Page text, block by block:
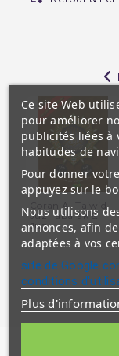
Coran Al-Tajwid
Juz Tabarak &
Juz...
Ce site Web
pour améliorer
publicités liées à
habitudes de
Pour donner
appuyez sur le
Nous utilisons
annonces, afin
adaptées à vos
site de Google
conditions
Plus